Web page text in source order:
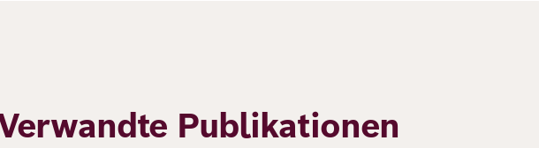
Publikationen